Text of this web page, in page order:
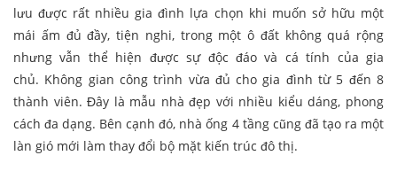
lưu được rất nhiều gia đình lựa chọn khi muốn sở hữu một
mái ấm đủ đầy, tiện nghi, trong một ô đất không quá rộng
nhưng vẫn thể hiện được sự độc đáo và cá tính của gia
chủ. Không gian công trình vừa đủ cho gia đình từ 5 đến 8
thành viên. Đây là mẫu nhà đẹp với nhiều kiểu dáng, phong
cách đa dạng. Bên cạnh đó, nhà ống 4 tầng cũng đã tạo ra một
làn gió mới làm thay đổi bộ mặt kiến trúc đô thị.